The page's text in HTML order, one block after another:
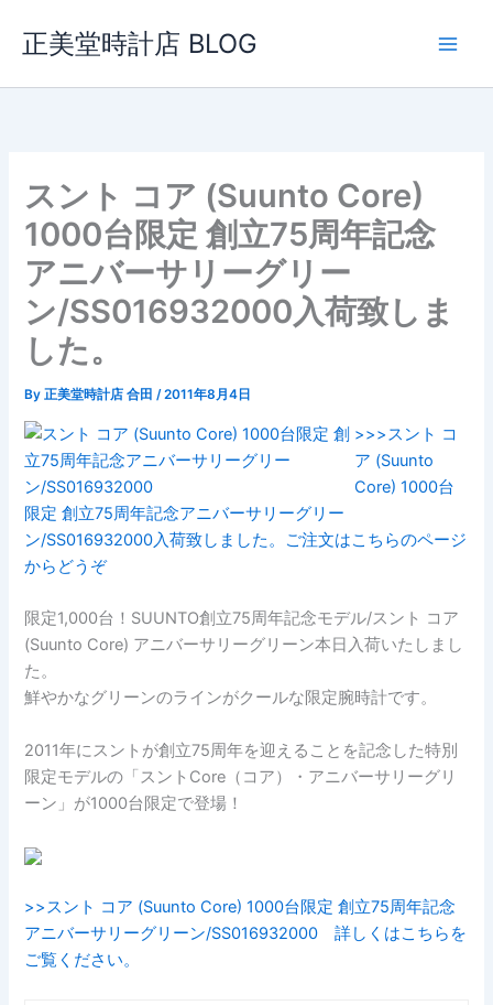
ス
正美堂時計店 BLOG
スント コア (Suunto Core)
1000台限定 創立75周年記念
アニバーサリーグリー
ン/SS016932000入荷致しま
した。
By正美堂時計店 合田/2011年8月4日
>>>スント コ
ア (Suunto
Core) 1000台
限定 創立75周年記念アニバーサリーグリー
ン/SS016932000入荷致しました。ご注文はこちらのページ
からどうぞ
限定1,000台！SUUNTO創立75周年記念モデル/スント コア
(Suunto Core) アニバーサリーグリーン本日入荷いたしまし
た。
鮮やかなグリーンのラインがクールな限定腕時計です。
2011年にスントが創立75周年を迎えることを記念した特別
限定モデルの「スントCore（コア）・アニバーサリーグリ
ーン」が1000台限定で登場！
>>スント コア (Suunto Core) 1000台限定 創立75周年記念
アニバーサリーグリーン/SS016932000 詳しくはこちらを
ご覧ください。